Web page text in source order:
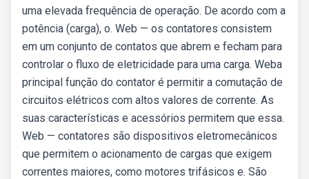
uma elevada frequência de operação. De acordo com a
potência (carga), o. Web — os contatores consistem
em um conjunto de contatos que abrem e fecham para
controlar o fluxo de eletricidade para uma carga. Weba
principal função do contator é permitir a comutação de
circuitos elétricos com altos valores de corrente. As
suas características e acessórios permitem que essa.
Web — contatores são dispositivos eletromecânicos
que permitem o acionamento de cargas que exigem
correntes maiores, como motores trifásicos e. São